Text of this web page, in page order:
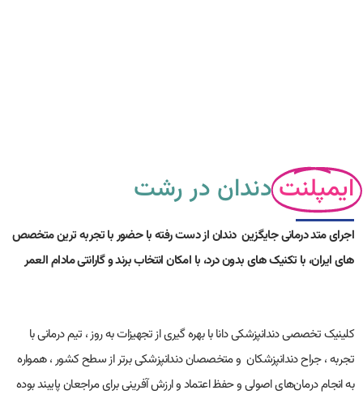
ایمپلنتدندان در رشت
اجرای متد درمانی جایگزین دندان از دست رفته با حضور با تجربه ترین متخصص
های ایران، با تکنیک های بدون درد، با امکان انتخاب برند و گارانتی مادام العمر
کلینیک تخصصی دندانپزشکی دانا با بهره گیری از تجهیزات به روز ، تیم درمانی با
تجربه ، جراح دندانپزشکان و متخصصان دندانپزشکی برتر از سطح کشور ، همواره
به انجام درمان‌های اصولی و حفظ اعتماد و ارزش آفرینی برای مراجعان پایبند بوده